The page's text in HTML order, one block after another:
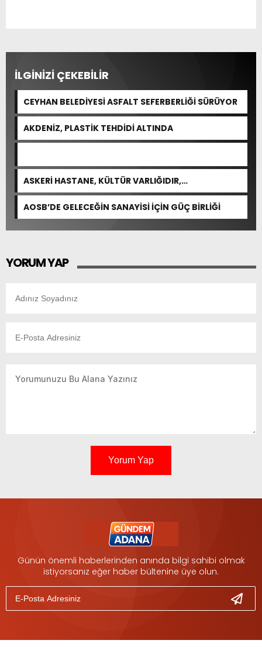
İLGİNİZİ ÇEKEBİLİR
CEYHAN BELEDİYESİ ASFALT SEFERBERLİĞİ SÜRÜYOR
AKDENİZ, PLASTİK TEHDİDİ ALTINDA
ASKERİ HASTANE, KÜLTÜR VARLIĞIDIR,
ÖZELLEŞTİRİLEMEZ!
AOSB’DE GELECEĞİN SANAYİSİ İÇİN GÜÇ BİRLİĞİ
YORUM YAP
Yorum Yap
Günün önemli haberlerinden anında bilgi sahibi olmak
istiyorsanız eğer haber bültenine üye olun.